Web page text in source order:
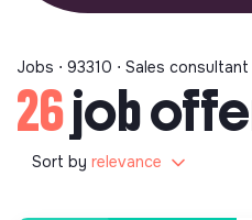
Jobs ⋅ 93310 ⋅ Sales
26job
Sort by relevance